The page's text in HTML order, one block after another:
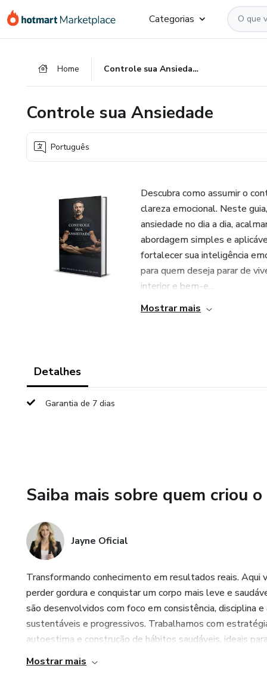
para
para
para
Categorias
Home Controle sua Ansiedade
Controle sua Ansiedade
Português
Descubra como assumir o
clareza emocional. Neste
ansiedade no dia a dia,
abordagem simples e
fortalecer sua inteligência
para quem deseja parar de
interior e bem-e...
Mostrar mais
Detalhes
Garantia de 7 dias
Saiba mais sobre quem criou
Jayne Oficial
Transformando conhecimento em resultados reais.
perder gordura e conquistar um corpo mais leve e
são desenvolvidos com foco em consistência, disciplina
sustentáveis e progressivos. Trabalhamos com
autoestima e construção de hábitos saudáveis, ideais
Mostrar mais